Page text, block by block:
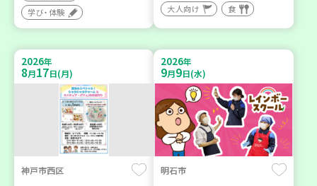
学び・体験
大人向け 食
2026年
8月17日(月)
神戸市西区
2026年
9月9日(水)
明石市